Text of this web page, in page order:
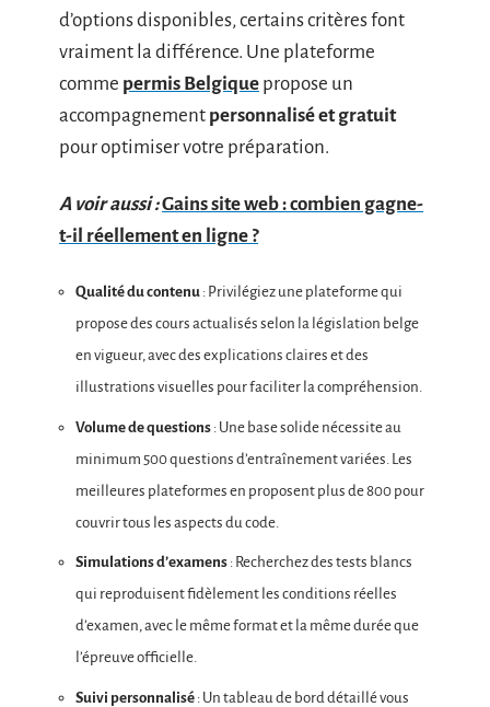
d’options disponibles, certains critères font
vraiment la différence. Une plateforme
comme permis Belgique propose un
accompagnement personnalisé et gratuit
pour optimiser votre préparation.
A voir aussi :Gains site web : combien gagne-
t-il réellement en ligne ?
Qualité du contenu : Privilégiez une plateforme qui
propose des cours actualisés selon la législation belge
en vigueur, avec des explications claires et des
illustrations visuelles pour faciliter la compréhension.
Volume de questions : Une base solide nécessite au
minimum 500 questions d’entraînement variées. Les
meilleures plateformes en proposent plus de 800 pour
couvrir tous les aspects du code.
Simulations d’examens : Recherchez des tests blancs
qui reproduisent fidèlement les conditions réelles
d’examen, avec le même format et la même durée que
l’épreuve officielle.
Suivi personnalisé : Un tableau de bord détaillé vous